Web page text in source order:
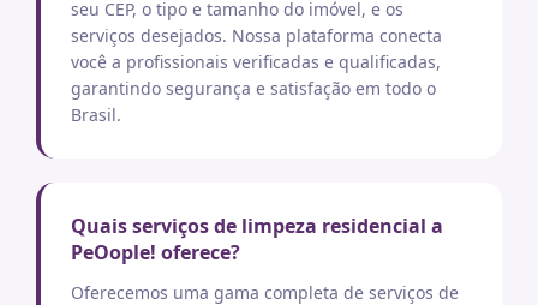
seu CEP, o tipo e tamanho do imóvel, e os
serviços desejados. Nossa plataforma conecta
você a profissionais verificadas e qualificadas,
garantindo segurança e satisfação em todo o
Brasil.
Quais serviços de limpeza residencial a
PeOople! oferece?
Oferecemos uma gama completa de serviços de